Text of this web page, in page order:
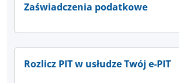
Zaświadczenia podatkowe
Rozlicz PIT w usłudze Twój e-PIT